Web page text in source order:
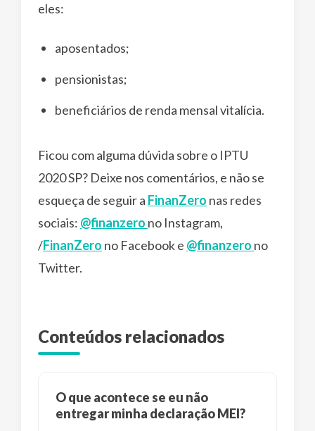
eles:
aposentados;
pensionistas;
beneficiários de renda mensal vitalícia.
Ficou com alguma dúvida sobre o IPTU
2020 SP? Deixe nos comentários, e não se
esqueça de seguir a FinanZero nas redes
sociais: @finanzero no Instagram,
/FinanZero no Facebook e @finanzero no
Twitter.
Conteúdos relacionados
O que acontece se eu não
entregar minha declaração MEI?